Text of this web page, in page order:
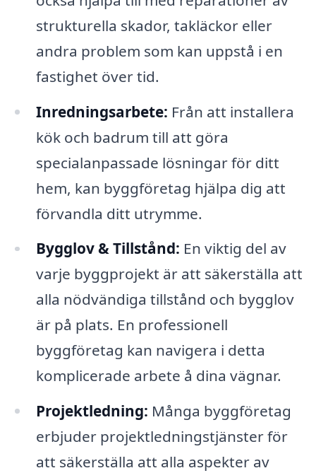
strukturella skador, takläckor eller
andra problem som kan uppstå i en
fastighet över tid.
Inredningsarbete: Från att installera
kök och badrum till att göra
specialanpassade lösningar för ditt
hem, kan byggföretag hjälpa dig att
förvandla ditt utrymme.
Bygglov & Tillstånd: En viktig del av
varje byggprojekt är att säkerställa att
alla nödvändiga tillstånd och bygglov
är på plats. En professionell
byggföretag kan navigera i detta
komplicerade arbete å dina vägnar.
Projektledning: Många byggföretag
erbjuder projektledningstjänster för
att säkerställa att alla aspekter av